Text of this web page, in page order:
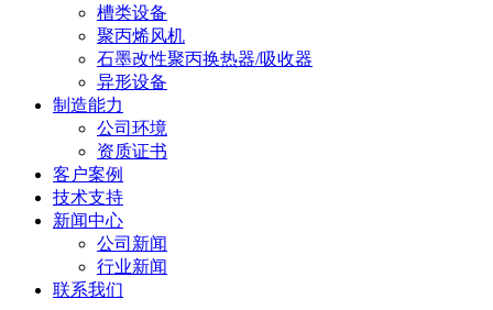
槽类设备
聚丙烯风机
石墨改性聚丙换热器/吸收器
异形设备
制造能力
公司环境
资质证书
客户案例
技术支持
新闻中心
公司新闻
行业新闻
联系我们